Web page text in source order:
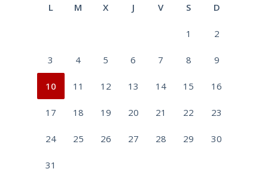
L M X J V S D
1 2
3 4 5 6 7 8 9
10 11 12 13 14 15 16
17 18 19 20 21 22 23
24 25 26 27 28 29 30
31